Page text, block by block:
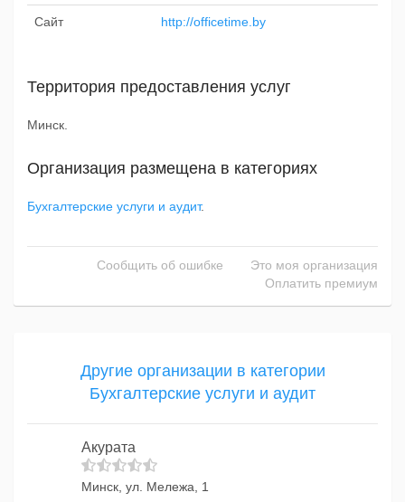
Сайт http://officetime.by
Территория предоставления услуг
Минск.
Организация размещена в категориях
Бухгалтерские услуги и аудит.
Сообщить об ошибке
Это моя организация
Оплатить премиум
Другие организации в категории
Бухгалтерские услуги и аудит
Акурата
Минск, ул. Мележа, 1